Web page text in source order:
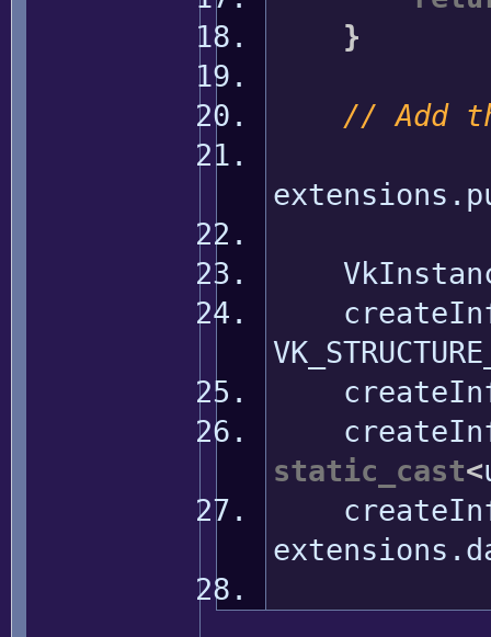
}
// Add
extensions.
static_cast<
extensions.